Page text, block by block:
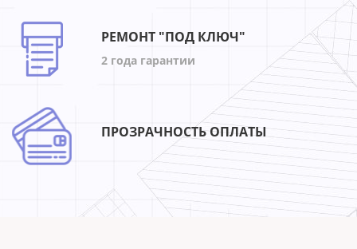
РЕМОНТ "ПОД КЛЮЧ"
2 года гарантии
ПРОЗРАЧНОСТЬ ОПЛАТЫ